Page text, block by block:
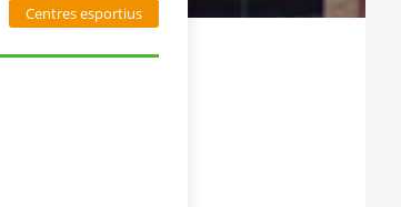
Centres esportius